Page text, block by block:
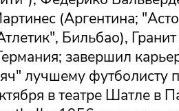
(Аргентина;
Бильбао),
завершил
лучшему футболисту
в театре Шатле в